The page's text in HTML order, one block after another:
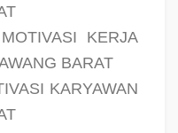
KERJA
BARAT
KARYAWAN